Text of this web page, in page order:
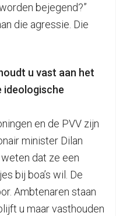
bejegend?”
die agressie. Die
u vast aan het
ideologische
en de PVV zijn
minister Dilan
dat ze een
bij boa’s wil. De
Ambtenaren staan
u maar vasthouden